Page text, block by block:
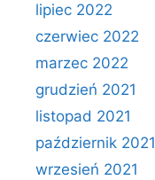
lipiec 2022
czerwiec 2022
marzec 2022
grudzień 2021
listopad 2021
październik 2021
wrzesień 2021